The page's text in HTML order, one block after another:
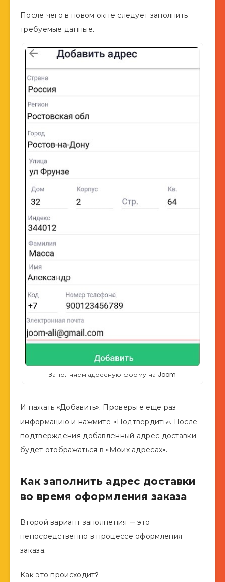
После чего в новом окне следует заполнить
требуемые данные.
Заполняем адресную форму на Joom
И нажать «Добавить». Проверьте еще раз
информацию и нажмите «Подтвердить». После
подтверждения добавленный адрес доставки
будет отображаться в «Моих адресах».
Как заполнить адрес доставки
во время оформления заказа
Второй вариант заполнения — это
непосредственно в процессе оформления
заказа.
Как это происходит?